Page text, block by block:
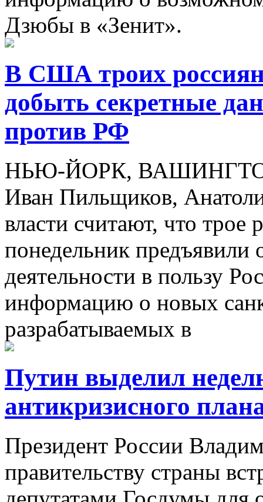
Дзюбы в «Зенит».
В США троих
добыть секретные
против РФ
НЬЮ-ЙОРК,
Иван Пильщиков,
власти считают, что трое
понедельник предъявили
деятельности в пользу
информацию о новых
разрабатываемых в
Путин выделил
антикризисного
Президент России
правительству страны